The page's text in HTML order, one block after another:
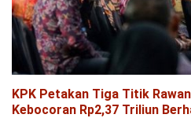
KPK Petakan Tiga Titik
Kebocoran Rp2,37 Triliun